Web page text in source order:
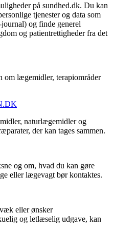
på sundhed.dk. Du kan
tjenester og data som
og finde generel
og patientrettigheder fra det
om lægemidler, terapiområder
naturlægemidler og
der kan tages sammen.
og om, hvad du kan gøre
eller lægevagt bør kontaktes.
eller ønsker
og letlæselig udgave, kan